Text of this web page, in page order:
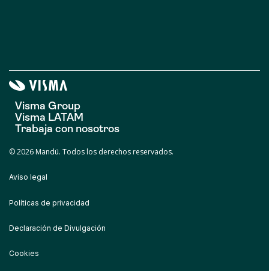
Visma Group
Visma LATAM
Trabaja con nosotros
© 2026 Mandü. Todos los derechos reservados.
Aviso legal
Políticas de privacidad
Declaración de Divulgación
Cookies